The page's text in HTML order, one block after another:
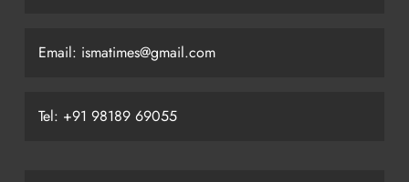
Email: ismatimes@gmail.com
Tel: +91 98189 69055